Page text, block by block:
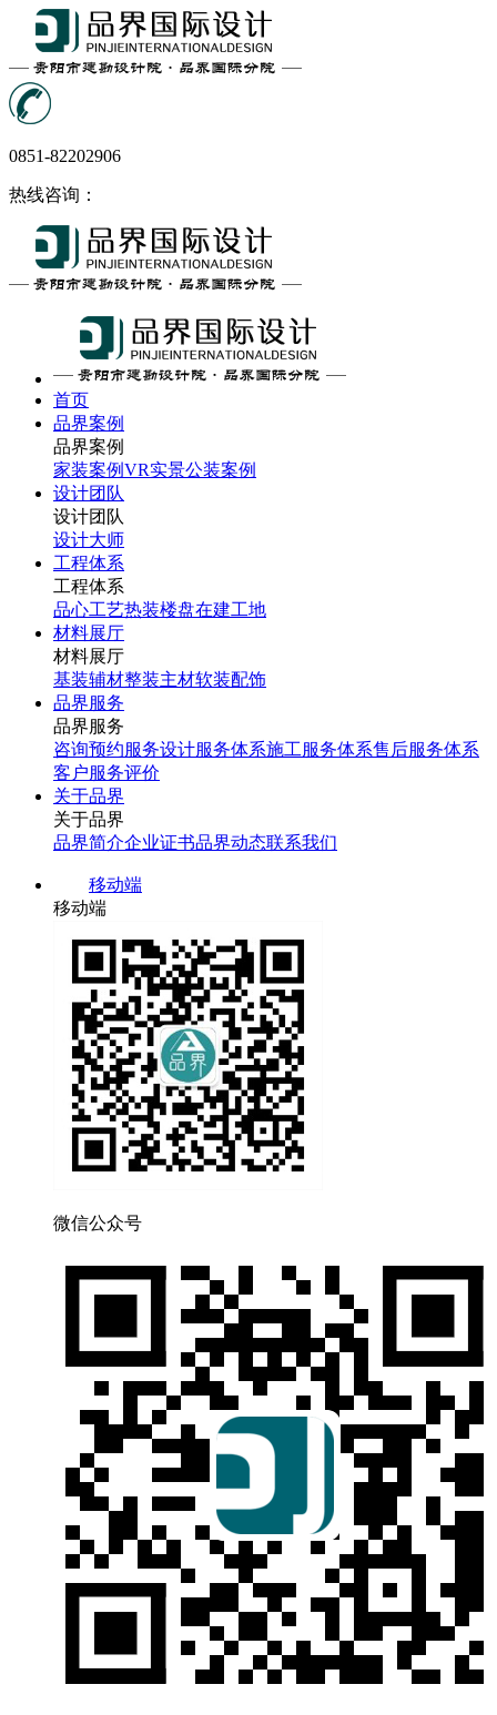
0851-82202906
热线咨询：
首页
品界案例
品界案例
家装案例VR实景公装案例
设计团队
设计团队
设计大师
工程体系
工程体系
品心工艺热装楼盘在建工地
材料展厅
材料展厅
基装辅材整装主材软装配饰
品界服务
品界服务
咨询预约服务设计服务体系施工服务体系售后服务体系
客户服务评价
关于品界
关于品界
品界简介企业证书品界动态联系我们
移动端
移动端
微信公众号